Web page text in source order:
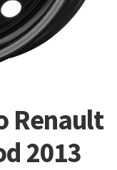
Renault
2013